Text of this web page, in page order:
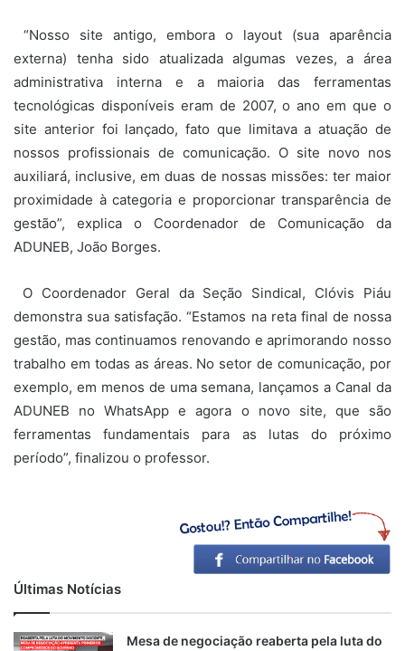
“Nosso site antigo, embora o layout (sua aparência
externa) tenha sido atualizada algumas vezes, a área
administrativa interna e a maioria das ferramentas
tecnológicas disponíveis eram de 2007, o ano em que o
site anterior foi lançado, fato que limitava a atuação de
nossos profissionais de comunicação. O site novo nos
auxiliará, inclusive, em duas de nossas missões: ter maior
proximidade à categoria e proporcionar transparência de
gestão”, explica o Coordenador de Comunicação da
ADUNEB, João Borges.
O Coordenador Geral da Seção Sindical, Clóvis Piáu
demonstra sua satisfação. “Estamos na reta final de nossa
gestão, mas continuamos renovando e aprimorando nosso
trabalho em todas as áreas. No setor de comunicação, por
exemplo, em menos de uma semana, lançamos a Canal da
ADUNEB no WhatsApp e agora o novo site, que são
ferramentas fundamentais para as lutas do próximo
período”, finalizou o professor.
Últimas Notícias
Mesa de negociação reaberta pela luta do